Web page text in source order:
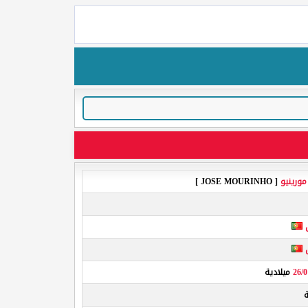
[ JOSE MOURINHO ]
26/ميلادية